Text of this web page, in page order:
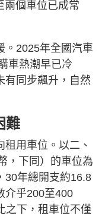
兩個車位已成常
。2025年全國汽車
車熱潮早已冷
有同步飆升，自然
難
用車位。以二、
，下同）的車位為
30年總開支約16.8
介乎200至400
之下，租車位不僅